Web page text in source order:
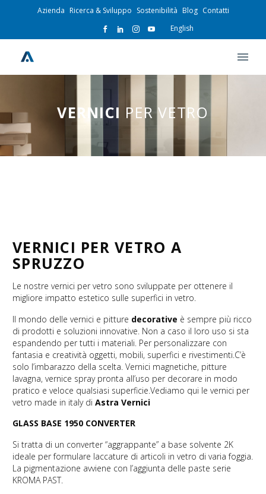
Azienda Ricerca & Sviluppo Sostenibilità Blog Contatti
English
VERNICI PER VETRO
VERNICI PER VETRO A
SPRUZZO
Le nostre vernici per vetro sono sviluppate per ottenere il
migliore impatto estetico sulle superfici in vetro.
Il mondo delle vernici e pitture decorative è sempre più ricco
di prodotti e soluzioni innovative. Non a caso il loro uso si sta
espandendo per tutti i materiali. Per personalizzare con
fantasia e creatività oggetti, mobili, superfici e rivestimenti.C’è
solo l’imbarazzo della scelta. Vernici magnetiche, pitture
lavagna, vernice spray pronta all’uso per decorare in modo
pratico e veloce qualsiasi superficie.Vediamo qui le vernici per
vetro made in italy di Astra Vernici
GLASS BASE 1950 CONVERTER
Si tratta di un converter “aggrappante” a base solvente 2K
ideale per formulare laccature di articoli in vetro di varia foggia.
La pigmentazione avviene con l’aggiunta delle paste serie
KROMA PAST.